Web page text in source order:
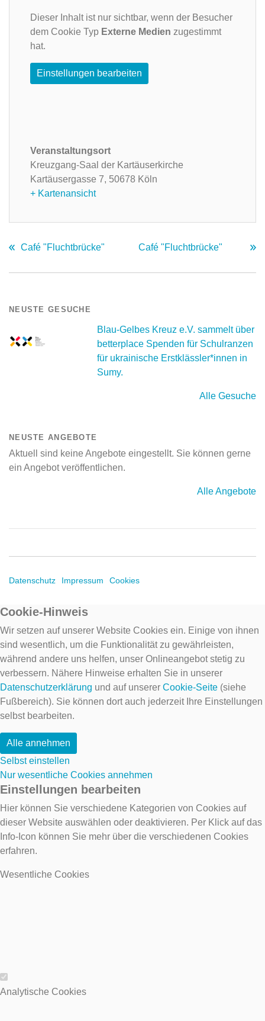
Dieser Inhalt ist nur sichtbar, wenn der Besucher
dem Cookie Typ Externe Medien zugestimmt
hat.
Einstellungen bearbeiten
Veranstaltungsort
Kreuzgang-Saal der Kartäuserkirche
Kartäusergasse 7, 50678 Köln
+ Kartenansicht
Café "Fluchtbrücke" Café "Fluchtbrücke"
NEUSTE GESUCHE
Blau-Gelbes Kreuz e.V. sammelt über
betterplace Spenden für Schulranzen
für ukrainische Erstklässler*innen in
Sumy.
Alle Gesuche
NEUSTE ANGEBOTE
Aktuell sind keine Angebote eingestellt. Sie können gerne
ein Angebot veröffentlichen.
Alle Angebote
Datenschutz Impressum Cookies
Cookie-Hinweis
Wir setzen auf unserer Website Cookies ein. Einige von ihnen
sind wesentlich, um die Funktionalität zu gewährleisten,
während andere uns helfen, unser Onlineangebot stetig zu
verbessern. Nähere Hinweise erhalten Sie in unserer
Datenschutzerklärung und auf unserer Cookie-Seite (siehe
Fußbereich). Sie können dort auch jederzeit Ihre Einstellungen
selbst bearbeiten.
Alle annehmen
Selbst einstellen
Nur wesentliche Cookies annehmen
Einstellungen bearbeiten
Hier können Sie verschiedene Kategorien von Cookies auf
dieser Website auswählen oder deaktivieren. Per Klick auf das
Info-Icon können Sie mehr über die verschiedenen Cookies
erfahren.
Wesentliche Cookies
Wesentliche Cookies
Analytische Cookies